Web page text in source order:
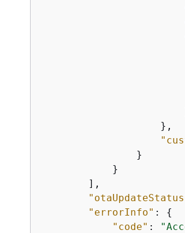
                    },
                }
            }
        ],
"errorInfo" : {
"code" :